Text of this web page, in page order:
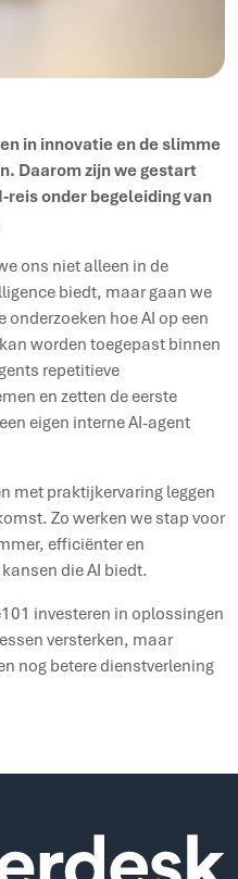
in innovatie en de slimme
Daarom zijn we gestart
reis onder begeleiding van
ons niet alleen in de
biedt, maar gaan we
hoe AI op een
worden toegepast binnen
repetitieve
en zetten de eerste
eigen interne AI-agent
met praktijkervaring leggen
Zo werken we stap voor
efficiënter en
die AI biedt.
investeren in oplossingen
versterken, maar
nog betere dienstverlening
en materieel